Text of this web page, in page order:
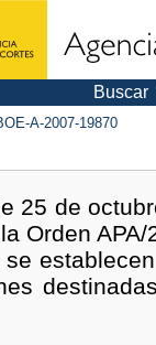
Buscar
A-2007-19870
25 de
Orden